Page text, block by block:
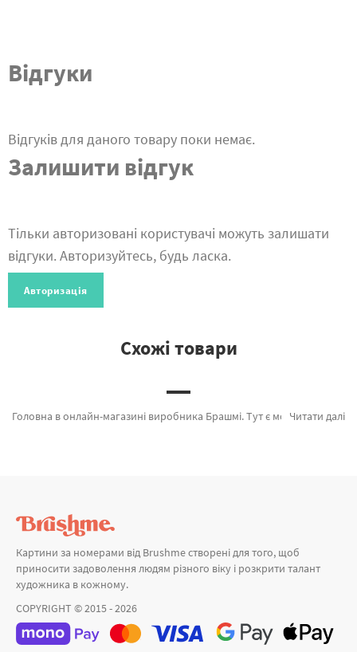
Відгуки
Відгуків для даного товару поки немає.
Залишити відгук
Тільки авторизовані користувачі можуть залишати
відгуки. Авторизуйтесь, будь ласка.
Авторизація
Схожі товари
Читати далі
Головна в онлайн-магазині виробника Брашмі. Тут є можливість обрати Картина за номерами Зоряна ніч PGX4756MG від лідируючого виробника Brushme який порадує оригінальністю. Весь асортимент розділу «» зроблено з любов'ю. Італія в об’єктиві, Колізей на світанку и Кролик в мозаїці а также широкий вибір позицій за цікавими цінами. Замовляючи Венеція разом з картини за номерами краєвид, блискавично доставимо в Бердянськ або інші районні центри. Сакура та\або картина за номерами лаванда, замовляйте прямо зараз!
Картини за номерами від Brushme створені для того, щоб
приносити задоволення людям різного віку і розкрити талант
художника в кожному.
COPYRIGHT © 2015 - 2026